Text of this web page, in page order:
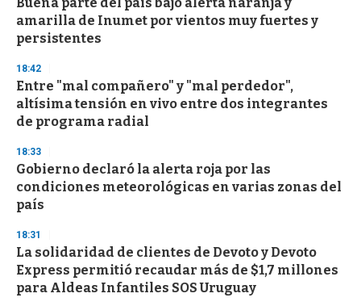
Buena parte del país bajo alerta naranja y
amarilla de Inumet por vientos muy fuertes y
persistentes
18:42
Entre "mal compañero" y "mal perdedor",
altísima tensión en vivo entre dos integrantes
de programa radial
18:33
Gobierno declaró la alerta roja por las
condiciones meteorológicas en varias zonas del
país
18:31
La solidaridad de clientes de Devoto y Devoto
Express permitió recaudar más de $1,7 millones
para Aldeas Infantiles SOS Uruguay